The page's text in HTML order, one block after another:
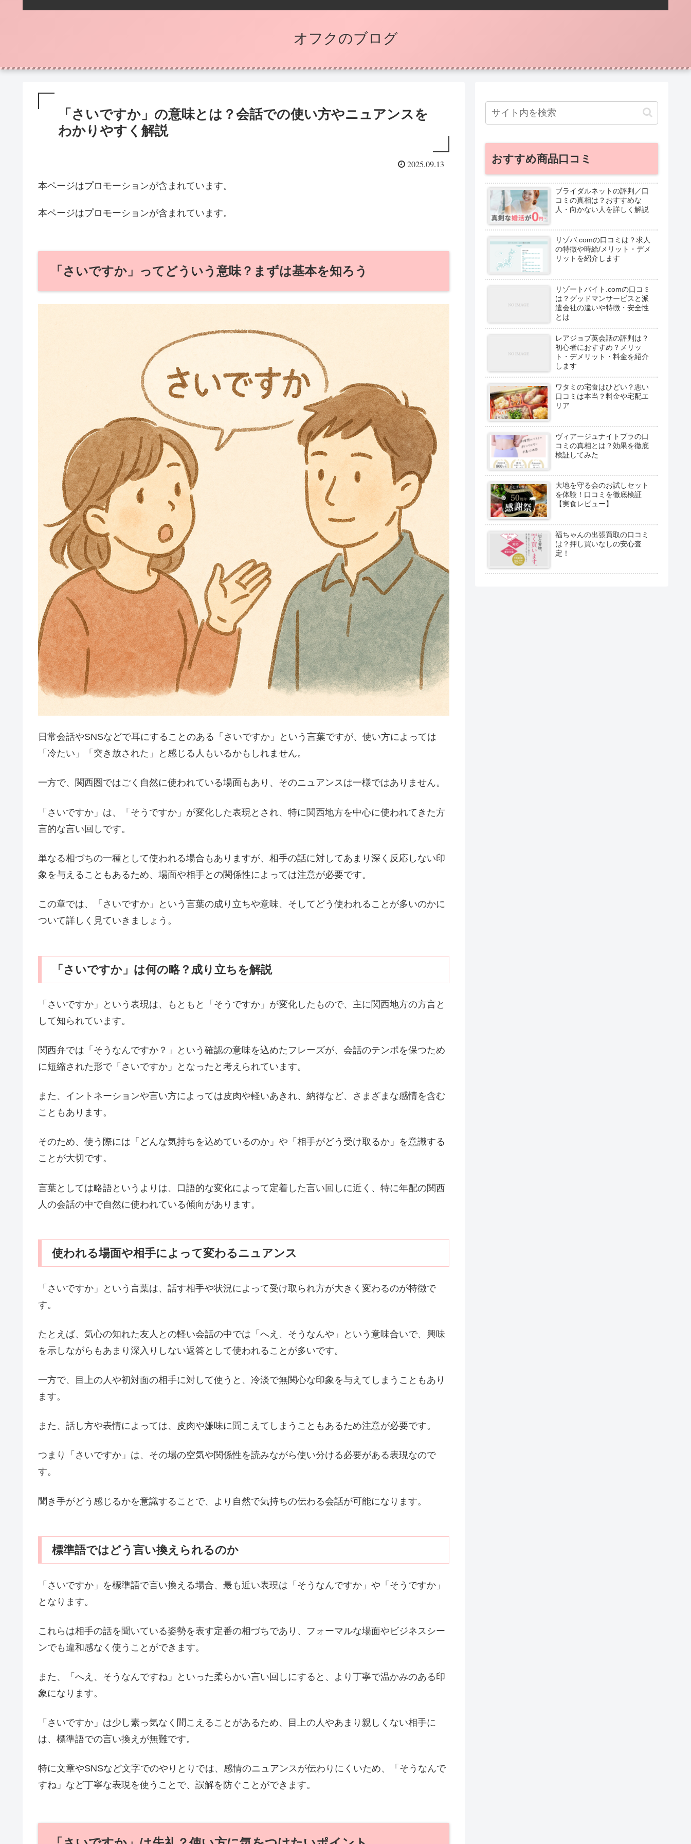
オフクのブログ
「さいですか」の意味とは？会話での使い方やニュアンスを
わかりやすく解説
2025.09.13
本ページはプロモーションが含まれています。
本ページはプロモーションが含まれています。
「さいですか」ってどういう意味？まずは基本を知ろう
日常会話やSNSなどで耳にすることのある「さいですか」という言葉ですが、使い方によっては
「冷たい」「突き放された」と感じる人もいるかもしれません。
一方で、関西圏ではごく自然に使われている場面もあり、そのニュアンスは一様ではありません。
「さいですか」は、「そうですか」が変化した表現とされ、特に関西地方を中心に使われてきた方
言的な言い回しです。
単なる相づちの一種として使われる場合もありますが、相手の話に対してあまり深く反応しない印
象を与えることもあるため、場面や相手との関係性によっては注意が必要です。
この章では、「さいですか」という言葉の成り立ちや意味、そしてどう使われることが多いのかに
ついて詳しく見ていきましょう。
「さいですか」は何の略？成り立ちを解説
「さいですか」という表現は、もともと「そうですか」が変化したもので、主に関西地方の方言と
して知られています。
関西弁では「そうなんですか？」という確認の意味を込めたフレーズが、会話のテンポを保つため
に短縮された形で「さいですか」となったと考えられています。
また、イントネーションや言い方によっては皮肉や軽いあきれ、納得など、さまざまな感情を含む
こともあります。
そのため、使う際には「どんな気持ちを込めているのか」や「相手がどう受け取るか」を意識する
ことが大切です。
言葉としては略語というよりは、口語的な変化によって定着した言い回しに近く、特に年配の関西
人の会話の中で自然に使われている傾向があります。
使われる場面や相手によって変わるニュアンス
「さいですか」という言葉は、話す相手や状況によって受け取られ方が大きく変わるのが特徴で
す。
たとえば、気心の知れた友人との軽い会話の中では「へえ、そうなんや」という意味合いで、興味
を示しながらもあまり深入りしない返答として使われることが多いです。
一方で、目上の人や初対面の相手に対して使うと、冷淡で無関心な印象を与えてしまうこともあり
ます。
また、話し方や表情によっては、皮肉や嫌味に聞こえてしまうこともあるため注意が必要です。
つまり「さいですか」は、その場の空気や関係性を読みながら使い分ける必要がある表現なので
す。
聞き手がどう感じるかを意識することで、より自然で気持ちの伝わる会話が可能になります。
標準語ではどう言い換えられるのか
「さいですか」を標準語で言い換える場合、最も近い表現は「そうなんですか」や「そうですか」
となります。
これらは相手の話を聞いている姿勢を表す定番の相づちであり、フォーマルな場面やビジネスシー
ンでも違和感なく使うことができます。
また、「へえ、そうなんですね」といった柔らかい言い回しにすると、より丁寧で温かみのある印
象になります。
「さいですか」は少し素っ気なく聞こえることがあるため、目上の人やあまり親しくない相手に
は、標準語での言い換えが無難です。
特に文章やSNSなど文字でのやりとりでは、感情のニュアンスが伝わりにくいため、「そうなんで
すね」など丁寧な表現を使うことで、誤解を防ぐことができます。
おすすめ商品口コミ
ブライダルネットの評判／口
コミの真相は？おすすめな
人・向かない人を詳しく解説
リゾバ.comの口コミは？求人
の特徴や時給/メリット・デメ
リットを紹介します
リゾートバイト.comの口コミ
は？グッドマンサービスと派
遣会社の違いや特徴・安全性
とは
レアジョブ英会話の評判は？
初心者におすすめ？メリッ
ト・デメリット・料金を紹介
します
ワタミの宅食はひどい？悪い
口コミは本当？料金や宅配エ
リア
ヴィアージュナイトブラの口
コミの真相とは？効果を徹底
検証してみた
大地を守る会のお試しセット
を体験！口コミを徹底検証
【実食レビュー】
福ちゃんの出張買取の口コミ
は？押し買いなしの安心査
定！